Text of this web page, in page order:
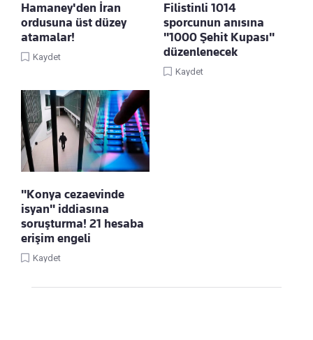
Hamaney'den İran
ordusuna üst düzey
atamalar!
Kaydet
Filistinli 1014
sporcunun anısına
"1000 Şehit Kupası"
düzenlenecek
Kaydet
"Konya cezaevinde
isyan" iddiasına
soruşturma! 21 hesaba
erişim engeli
Kaydet